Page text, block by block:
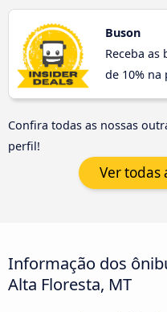
Buson
Receba as
de 10%
Confira todas as nossas
perfil!
Ver todas
Informação dos
Alta Floresta, MT